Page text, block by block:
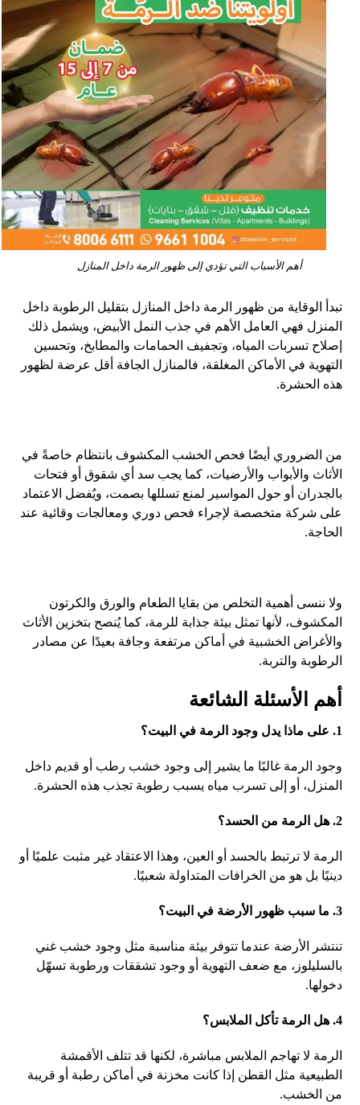
أهم الأسباب التي تؤدي إلى ظهور الرمة داخل المنازل
تبدأ الوقاية من ظهور الرمة داخل المنازل بتقليل الرطوبة داخل
المنزل فهي العامل الأهم في جذب النمل الأبيض، ويشمل ذلك
إصلاح تسربات المياه، وتجفيف الحمامات والمطابخ، وتحسين
التهوية في الأماكن المغلقة، فالمنازل الجافة أقل عرضة لظهور
هذه الحشرة.
من الضروري أيضًا فحص الخشب المكشوف بانتظام خاصةً في
الأثاث والأبواب والأرضيات، كما يجب سد أي شقوق أو فتحات
بالجدران أو حول المواسير لمنع تسللها بصمت، ويُفضل الاعتماد
على شركة متخصصة لإجراء فحص دوري ومعالجات وقائية عند
الحاجة.
ولا ننسى أهمية التخلص من بقايا الطعام والورق والكرتون
المكشوف، لأنها تمثل بيئة جذابة للرمة، كما يُنصح بتخزين الأثاث
والأغراض الخشبية في أماكن مرتفعة وجافة بعيدًا عن مصادر
الرطوبة والتربة.
أهم الأسئلة الشائعة
1. على ماذا يدل وجود الرمة في البيت؟
وجود الرمة غالبًا ما يشير إلى وجود خشب رطب أو قديم داخل
المنزل، أو إلى تسرب مياه يسبب رطوبة تجذب هذه الحشرة.
2. هل الرمة من الحسد؟
الرمة لا ترتبط بالحسد أو العين، وهذا الاعتقاد غير مثبت علميًا أو
دينيًا بل هو من الخرافات المتداولة شعبيًا.
3. ما سبب ظهور الأرضة في البيت؟
تنتشر الأرضة عندما تتوفر بيئة مناسبة مثل وجود خشب غني
بالسليلوز، مع ضعف التهوية أو وجود تشققات ورطوبة تسهّل
دخولها.
4. هل الرمة تأكل الملابس؟
الرمة لا تهاجم الملابس مباشرة، لكنها قد تتلف الأقمشة
الطبيعية مثل القطن إذا كانت مخزنة في أماكن رطبة أو قريبة
من الخشب.